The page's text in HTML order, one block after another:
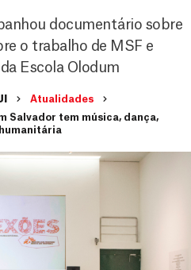
documentário sobre
o trabalho de MSF e
Escola Olodum
Atualidades
Salvador tem música, dança,